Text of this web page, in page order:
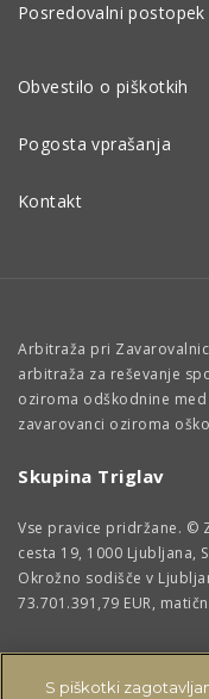
Posredovalni postopek
Obvestilo o piškotkih
Pogosta vprašanja
Kontakt
Arbitraža pri
arbitraža za reševanje
oziroma odškodnine
zavarovanci oziroma
Skupina Triglav
Vse pravice pridržane. ©
cesta 19, 1000 Ljubljana,
Okrožno sodišče v
73.701.391,79 EUR,
S piškotki